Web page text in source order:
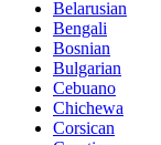
Belarusian
Bengali
Bosnian
Bulgarian
Cebuano
Chichewa
Corsican